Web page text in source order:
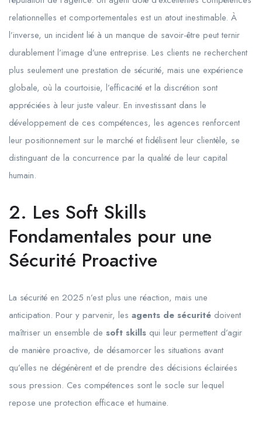
relationnelles et comportementales est un atout inestimable. À
l’inverse, un incident lié à un manque de savoir-être peut ternir
durablement l’image d’une entreprise. Les clients ne recherchent
plus seulement une prestation de sécurité, mais une expérience
globale, où la courtoisie, l’efficacité et la discrétion sont
appréciées à leur juste valeur. En investissant dans le
développement de ces compétences, les agences renforcent
leur positionnement sur le marché et fidélisent leur clientèle, se
distinguant de la concurrence par la qualité de leur capital
humain.
2. Les Soft Skills
Fondamentales pour une
Sécurité Proactive
La sécurité en 2025 n’est plus une réaction, mais une
anticipation. Pour y parvenir, les agents de sécurité doivent
maîtriser un ensemble de soft skills qui leur permettent d’agir
de manière proactive, de désamorcer les situations avant
qu’elles ne dégénèrent et de prendre des décisions éclairées
sous pression. Ces compétences sont le socle sur lequel
repose une protection efficace et humaine.